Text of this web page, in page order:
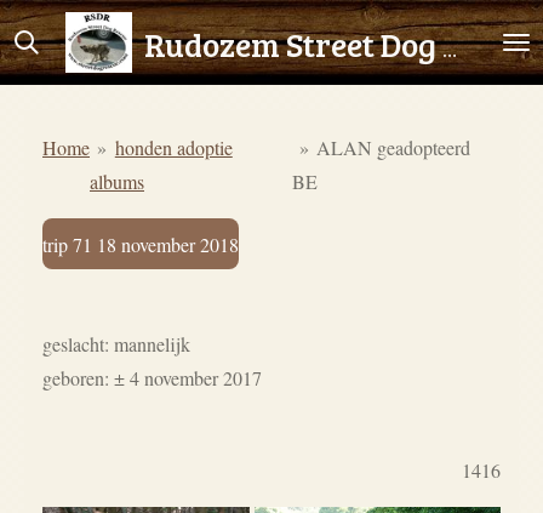
Ga
direct
hoofdinhoud
Rudozem Street Dog Rescue
Home » honden adoptie
albums
» ALAN geadopteerd
BE
trip 71 18 november 2018
geslacht: mannelijk
geboren: ± 4 november 2017
1416